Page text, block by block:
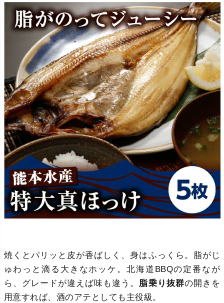
焼くとパリッと皮が香ばしく、身はふっくら。脂がじ
ゅわっと滴る大きなホッケ。北海道BBQの定番なが
ら、グレードが違えば味も違う。 脂乗り抜群の開きを
用意すれば、酒のアテとしても主役級。